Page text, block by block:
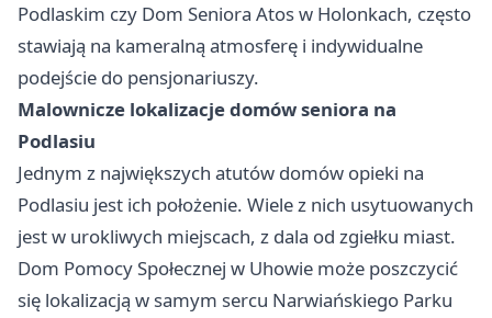
Podlaskim czy Dom Seniora Atos w Holonkach, często
stawiają na kameralną atmosferę i indywidualne
podejście do pensjonariuszy.
Malownicze lokalizacje domów seniora na
Podlasiu
Jednym z największych atutów domów opieki na
Podlasiu jest ich położenie. Wiele z nich usytuowanych
jest w urokliwych miejscach, z dala od zgiełku miast.
Dom Pomocy Społecznej w Uhowie może poszczycić
się lokalizacją w samym sercu Narwiańskiego Parku